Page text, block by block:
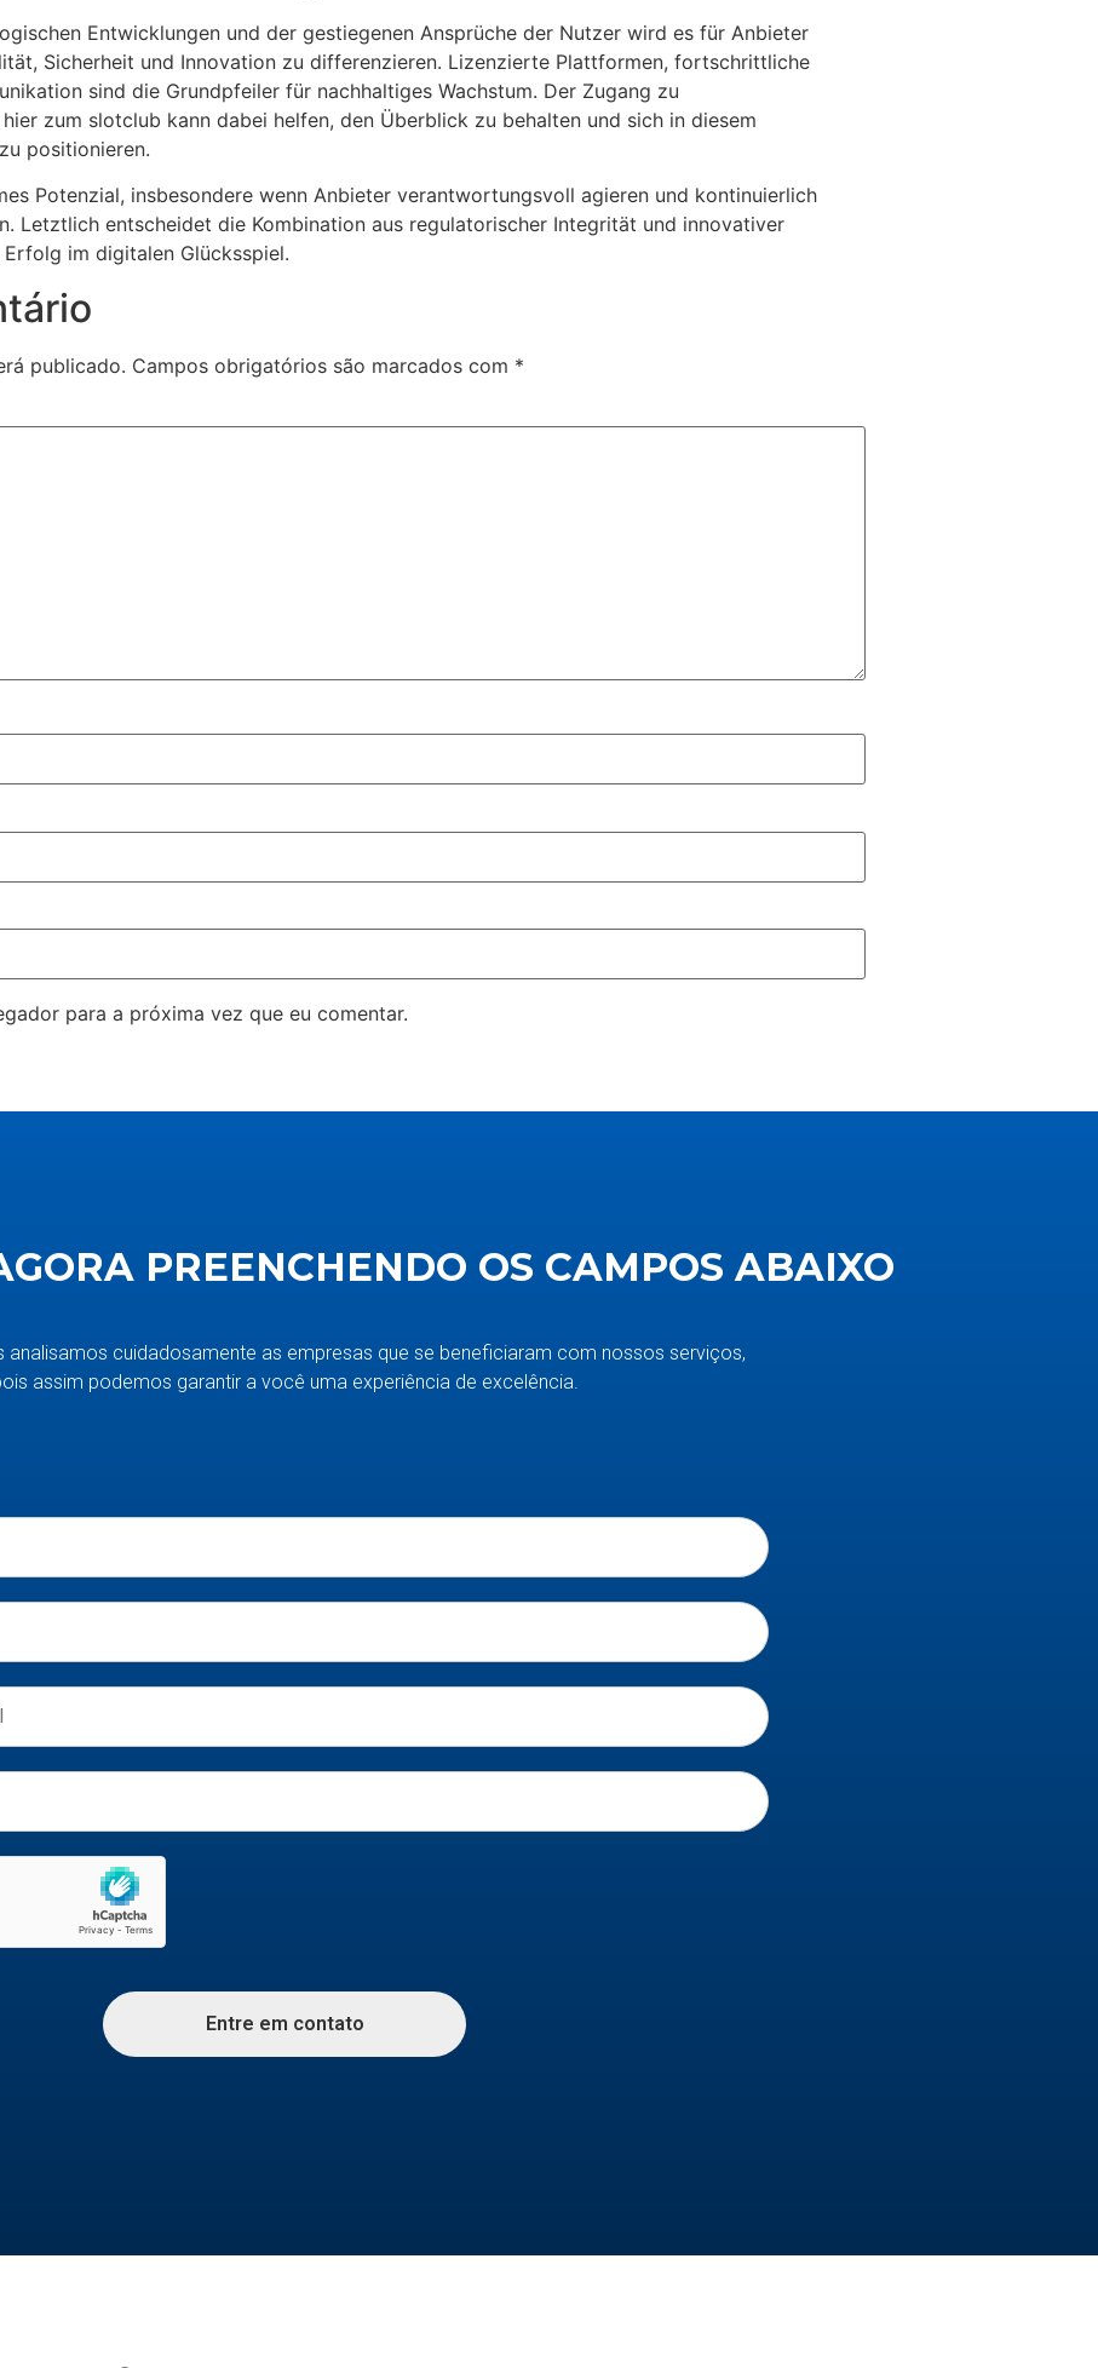
Entwicklungen und der gestiegenen Ansprüche der Nutzer wird es für Anbieter
Sicherheit und Innovation zu differenzieren. Lizenzierte Plattformen, fortschrittliche
sind die Grundpfeiler für nachhaltiges Wachstum. Der Zugang zu
zum slotclub kann dabei helfen, den Überblick zu behalten und sich in diesem
positionieren.
Potenzial, insbesondere wenn Anbieter verantwortungsvoll agieren und kontinuierlich
Letztlich entscheidet die Kombination aus regulatorischer Integrität und innovativer
im digitalen Glücksspiel.
publicado. Campos obrigatórios são marcados com *
para a próxima vez que eu comentar.
PREENCHENDO OS CAMPOS ABAIXO
analisamos cuidadosamente as empresas que se beneficiaram com nossos serviços,
assim podemos garantir a você uma experiência de excelência.
Entre em contato